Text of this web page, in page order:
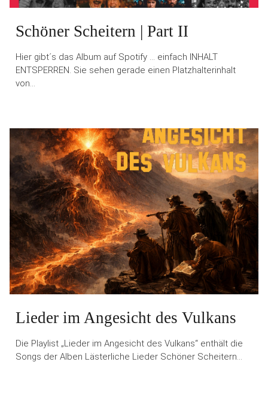
Schöner Scheitern | Part II
Hier gibt´s das Album auf Spotify … einfach INHALT
ENTSPERREN. Sie sehen gerade einen Platzhalterinhalt
von…
Lieder im Angesicht des Vulkans
Die Playlist „Lieder im Angesicht des Vulkans“ enthält die
Songs der Alben Lästerliche Lieder Schöner Scheitern…